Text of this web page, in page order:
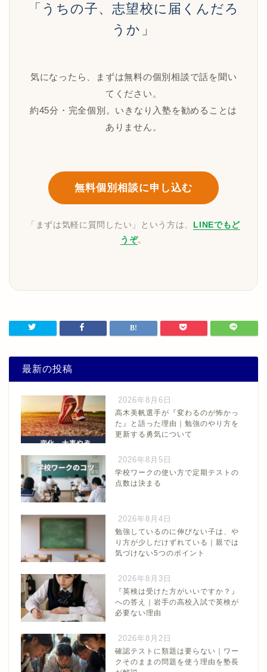
「うちの子、志望校に届くんだろ
うか」
気になったら、まずは無料の個別相談で話を聞い
てください。
約45分・完全個別。いきなり入塾を勧めることは
ありません。
無料個別相談に申し込む
「まずは気軽に質問したい」という方は、 LINEでもど
うぞ。
最新の投稿
2026年8月6日
高木美帆選手が『変わるのが怖かっ
た』と語った理由｜勉強のやり方を
更新する勇気について
2026年8月5日
学校ワークの使い方で定期テストの
点数は決まる
2026年8月4日
勉強しているのに伸びない子は、や
り方が少しだけずれている｜親では
気づけない5つのポイント
2026年8月3日
『英検は受けた方がいいですか？』
への答え｜岩手の高校入試で英検が
必要ない理由
2026年8月2日
確認テストに類題は要らない｜ワー
クそのままの問題を使う理由を塾長